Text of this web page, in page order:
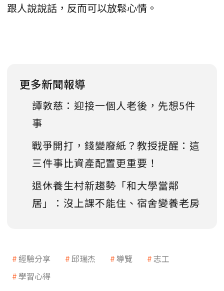
跟人說說話，反而可以放鬆心情。
更多新聞報導
譚敦慈：迎接一個人老後，先想5件
事
戰爭開打，錢變廢紙？教授提醒：這
三件事比資產配置更重要！
退休養生村新趨勢「和大學當鄰
居」：沒上課不能住、宿舍變養老房
經驗分享 邱瑞杰 導覽
志工
學習心得